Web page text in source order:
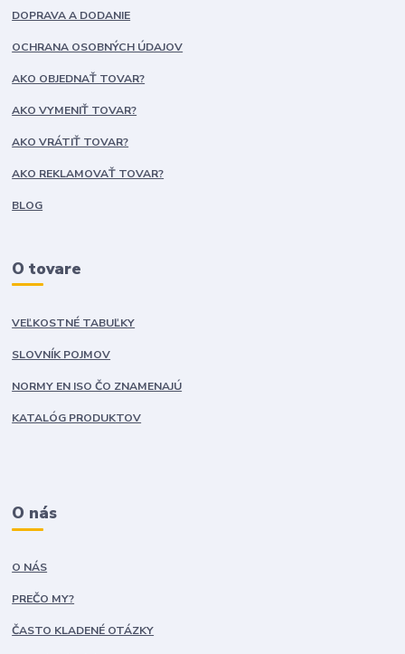
DOPRAVA A DODANIE
OCHRANA OSOBNÝCH ÚDAJOV
AKO OBJEDNAŤ TOVAR?
AKO VYMENIŤ TOVAR?
AKO VRÁTIŤ TOVAR?
AKO REKLAMOVAŤ TOVAR?
BLOG
O tovare
VEĽKOSTNÉ TABUĽKY
SLOVNÍK POJMOV
NORMY EN ISO ČO ZNAMENAJÚ
KATALÓG PRODUKTOV
O nás
O NÁS
PREČO MY?
ČASTO KLADENÉ OTÁZKY